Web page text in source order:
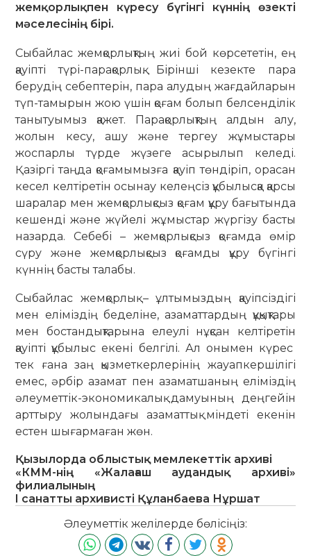
жемқорлықпен күресу бүгінгі күннің өзекті
мәселесінің бірі.
Сыбайлас жемқорлықтың жиі бой көрсететін, ең
қауіпті түрі-парақорлық. Бірінші кезекте пара
берудің себептерін, пара алудың жағдайларын
түп-тамырын жою үшін қоғам болып белсенділік
танытуымыз қажет. Парақорлықтың алдын алу,
жолын кесу, ашу және тергеу жұмыстары
жоспарлы түрде жүзеге асырылып келеді.
Қазіргі таңда қоғамымызға қауіп төндіріп, орасан
кесел келтіретін осынау келеңсіз құбылысқа қарсы
шаралар мен жемқорлықсыз қоғам құру бағытында
кешенді және жүйелі жұмыстар жүргізу басты
назарда. Себебі – жемқорлықсыз қоғамда өмір
сүру және жемқорлықсыз қоғамды құру бүгінгі
күннің басты талабы.
Сыбайлас жемқорлық – ұлтымыздың қауіпсіздігі
мен еліміздің беделіне, азаматтардың құқықтары
мен бостандықтарына елеулі нұқсан келтіретін
қауіпті құбылыс екені белгілі. Ал онымен күрес
тек ғана заң қызметкерлерінің жауапкершілігі
емес, әрбір азамат пен азаматшаның еліміздің
әлеуметтік-экономикалық дамуының деңгейін
арттыру жолындағы азаматтық міндеті екенін
естен шығармаған жөн.
Қызылорда облыстық мемлекеттік архиві
«КММ-нің «Жалағаш аудандық архиві»
филиалының
I санатты архивисті Құланбаева Нұршат
Әлеуметтік желілерде бөлісіңіз: